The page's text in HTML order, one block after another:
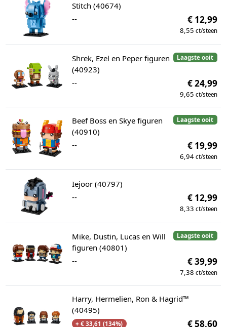
Stitch (40674)
--
€ 12,99
8,55 ct/steen
Laagste ooit
Shrek, Ezel en Peper figuren
(40923)
--
€ 24,99
9,65 ct/steen
Laagste ooit
Beef Boss en Skye figuren
(40910)
--
€ 19,99
6,94 ct/steen
Iejoor (40797)
--
€ 12,99
8,33 ct/steen
Laagste ooit
Mike, Dustin, Lucas en Will
figuren (40801)
--
€ 39,99
7,38 ct/steen
Harry, Hermelien, Ron & Hagrid™
(40495)
+ € 33,61 (134%) € 58,60